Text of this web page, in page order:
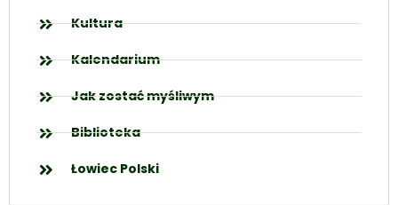
Kultura
Kalendarium
Jak zostać myśliwym
Biblioteka
Łowiec Polski